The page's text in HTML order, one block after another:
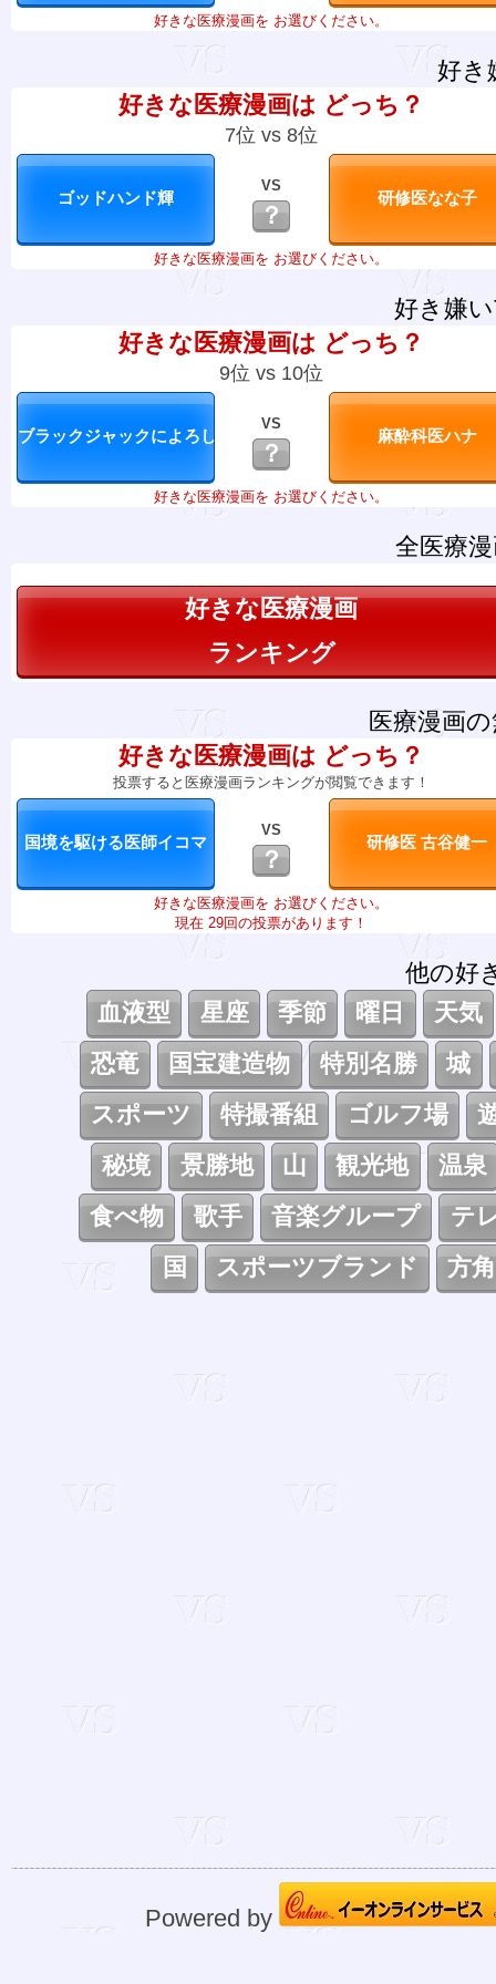
好きな医療漫画を お選びください。
好き
好きな医療漫画は どっち？
7位 vs 8位
VS
？
好きな医療漫画を お選びください。
好き嫌
好きな医療漫画は どっち？
9位 vs 10位
VS
？
好きな医療漫画を お選びください。
全医療
好きな医療漫画
ランキング
医療漫画
好きな医療漫画は どっち？
投票すると医療漫画ランキングが閲覧できます！
VS
？
好きな医療漫画を お選びください。
現在 29回の投票があります！
他の好
血液型
星座 季節 曜日
天気
恐竜
国宝建造物 特別名勝
城
スポーツ
特撮番組 ゴルフ場
秘境
景勝地 山 観光地
温泉
食べ物
歌手 音楽グループ
テ
国
スポーツブランド 方角
Powered by